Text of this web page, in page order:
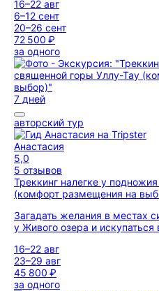
16–22 авг
6–12 сент
20–26 сент
72 500 ₽
за одного
7 дней
авторский тур
Анастасия
5,0
5 отзывов
Треккинг налегке у
(комфорт размещения на
Загадать желания в местах
у Живого озера и
16–22 авг
23–29 авг
45 800 ₽
за одного